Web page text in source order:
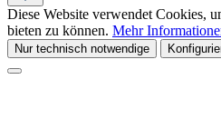
Diese Website verwendet Cookies,
bieten zu können. Mehr
Nur technisch notwendige